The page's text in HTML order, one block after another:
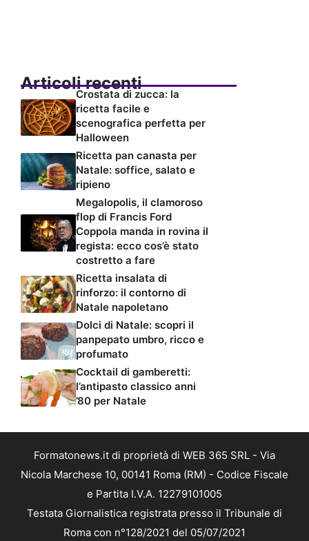
Articoli recenti
Crostata di zucca: la
ricetta facile e
scenografica perfetta per
Halloween
Ricetta pan canasta per
Natale: soffice, salato e
ripieno
Megalopolis, il clamoroso
flop di Francis Ford
Coppola manda in rovina il
regista: ecco cos’è stato
costretto a fare
Ricetta insalata di
rinforzo: il contorno di
Natale napoletano
Dolci di Natale: scopri il
panpepato umbro, ricco e
profumato
Cocktail di gamberetti:
l’antipasto classico anni
’80 per Natale
Formatonews.it di proprietà di WEB 365 SRL - Via
Nicola Marchese 10, 00141 Roma (RM) - Codice Fiscale
e Partita I.V.A. 12279101005
Testata Giornalistica registrata presso il Tribunale di
Roma con n°128/2021 del 05/07/2021